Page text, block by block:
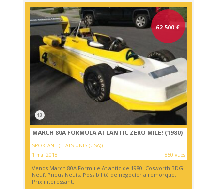
62 500 €
13
MARCH 80A FORMULA ATLANTIC ZERO MILE! (1980)
SPOKLANE (ETATS-UNIS (USA))
1 mai 2018
850 vues
Vends March 80A Formule Atlantic de 1980. Cosworth BDG
Neuf. Pneus Neufs. Possibilité de négocier a remorque.
Prix intéressant.